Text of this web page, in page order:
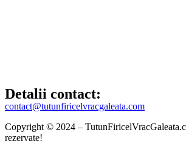
Detalii contact:
contact@tutunfiricelvracgaleata.com
Copyright © 2024 –
rezervate!